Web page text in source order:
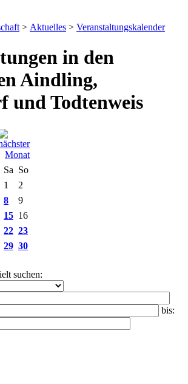
> Aktuelles > Veranstaltungskalender
in den
Aindling,
und Todtenweis
Sa So
1
2
8
9
15 16
22 23
29 30
suchen:
bis: